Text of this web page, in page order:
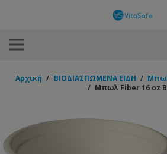
Αρχική / ΒΙΟΔΙΑΣΠΩΜΕΝΑ ΕΙΔΗ /
/ Μπωλ Fiber 16 oz